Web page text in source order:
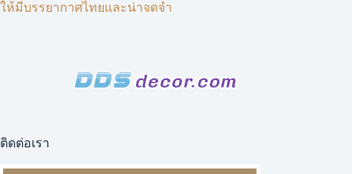
ให้มีบรรยากาศไทยและน่าจดจำ
ติดต่อเรา